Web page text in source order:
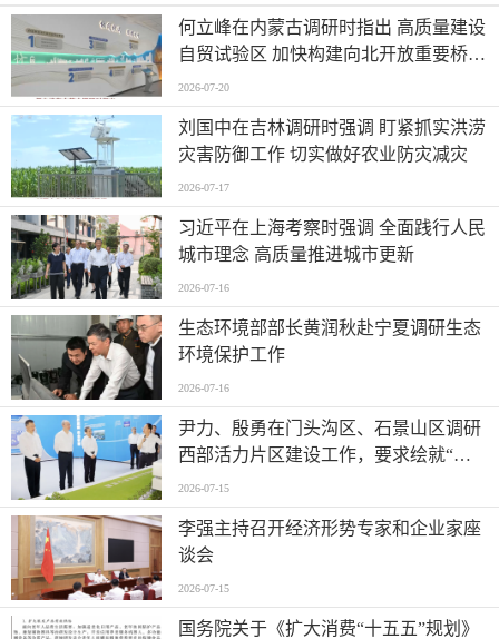
何立峰在内蒙古调研时指出 高质量建设
自贸试验区 加快构建向北开放重要桥头
堡
2026-07-20
刘国中在吉林调研时强调 盯紧抓实洪涝
灾害防御工作 切实做好农业防灾减灾
2026-07-17
习近平在上海考察时强调 全面践行人民
城市理念 高质量推进城市更新
2026-07-16
生态环境部部长黄润秋赴宁夏调研生态
环境保护工作
2026-07-16
尹力、殷勇在门头沟区、石景山区调研
西部活力片区建设工作，要求绘就“山
水京西、活力永定”新图景
2026-07-15
李强主持召开经济形势专家和企业家座
谈会
2026-07-15
国务院关于《扩大消费“十五五”规划》